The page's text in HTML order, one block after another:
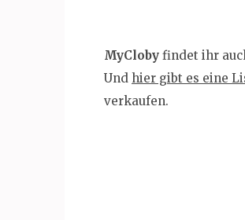
MyCloby findet ihr
Und hier gibt es eine
verkaufen.